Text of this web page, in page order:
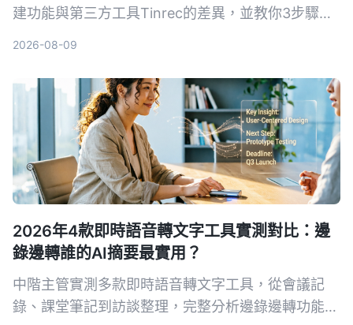
建功能與第三方工具Tinrec的差異，並教你3步驟輕
2026-08-09
2026年4款即時語音轉文字工具實測對比：邊
錄邊轉誰的AI摘要最實用？
中階主管實測多款即時語音轉文字工具，從會議記
錄、課堂筆記到訪談整理，完整分析邊錄邊轉功能與